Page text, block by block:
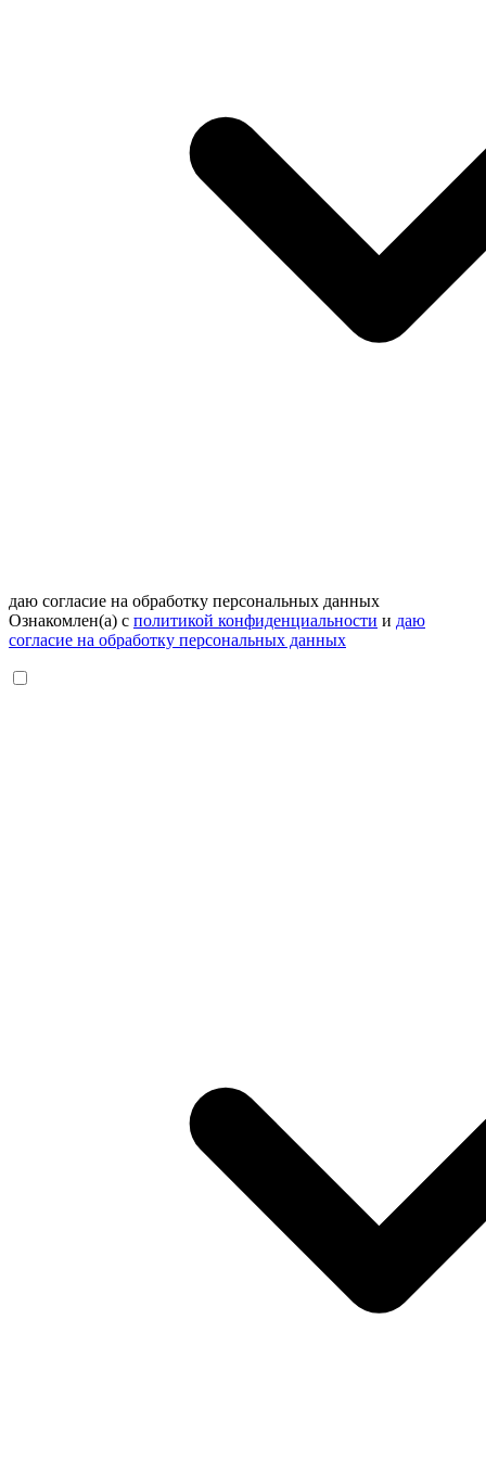
даю согласие на обработку персональных данных
Ознакомлен(а) с политикой конфиденциальности и даю
согласие на обработку персональных данных